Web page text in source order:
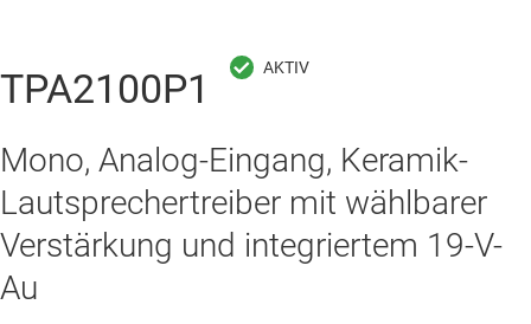
TPA2100P1
Mono, Analog-Eingang, Keramik-
Lautsprechertreiber mit wählbarer
Verstärkung und integriertem 19-V-
Au